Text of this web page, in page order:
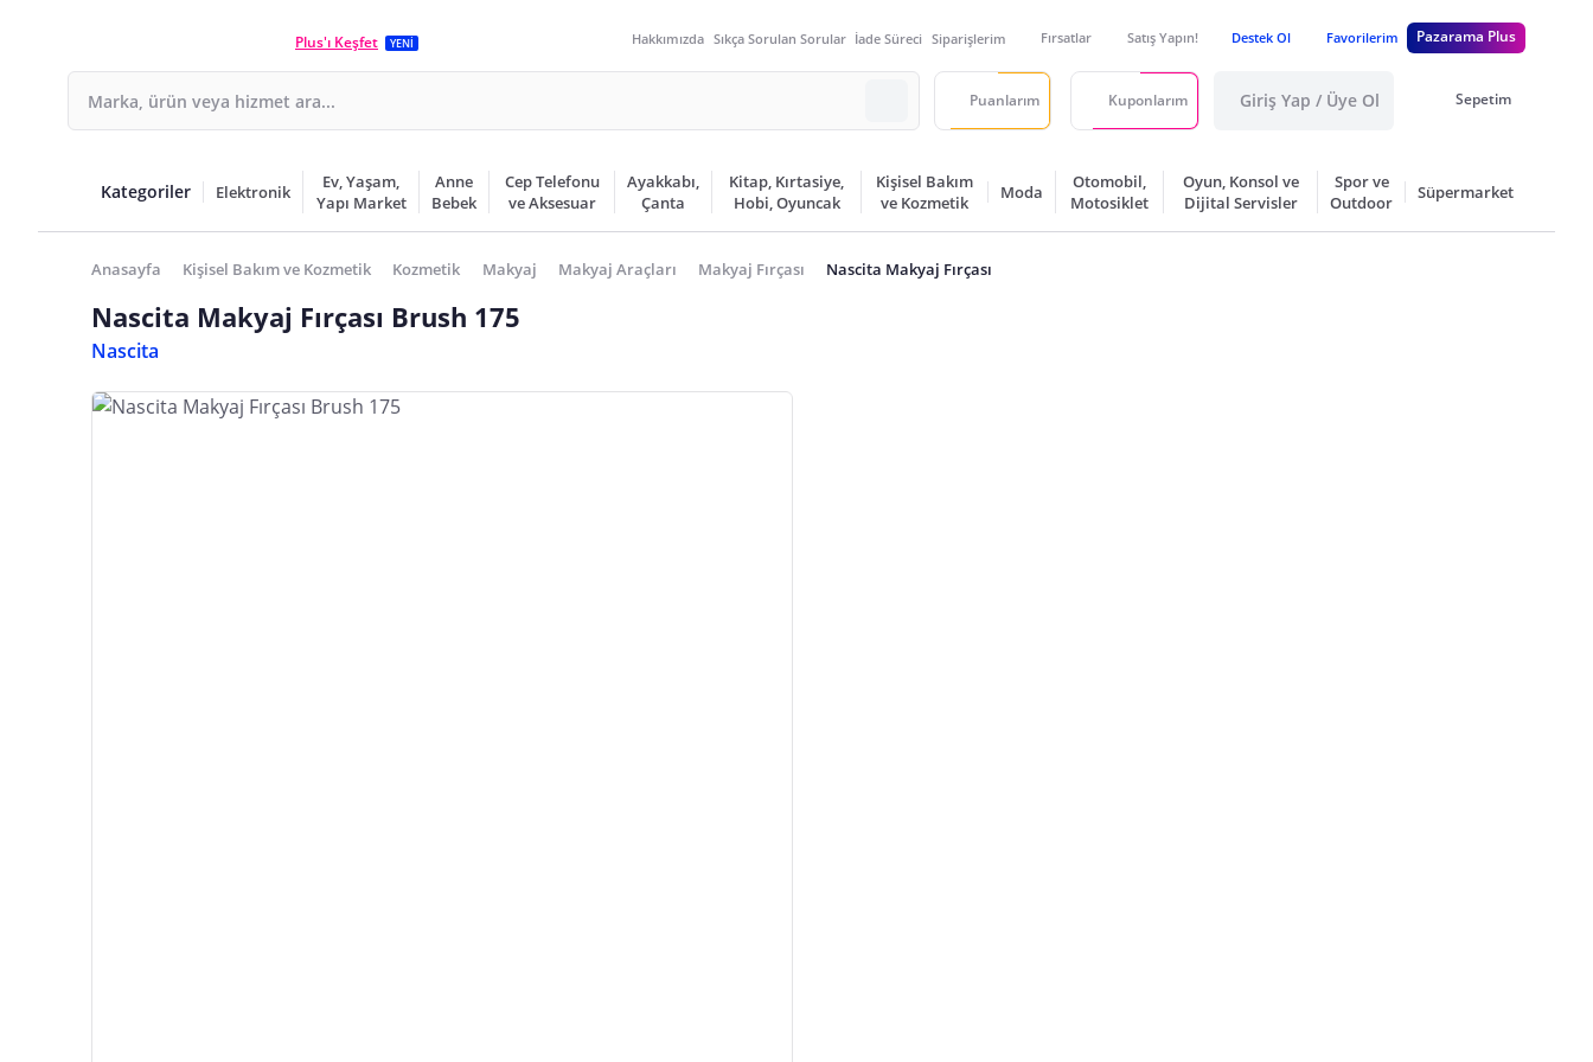
Plus'ı Keşfet YENİ Hakkımızda Sıkça Sorulan Sorular İade Süreci Siparişlerim Fırsatlar Satış Yapın! Destek Ol Favorilerim Pazarama Plus
Puanlarım Kuponlarım Giriş Yap / Üye Ol Sepetim
Kategoriler Elektronik
Ev, Yaşam,
Yapı Market
Anne
Bebek
Cep Telefonu
ve Aksesuar
Ayakkabı,
Çanta
Kitap, Kırtasiye,
Hobi, Oyuncak
Kişisel Bakım
ve Kozmetik
Moda
Otomobil,
Motosiklet
Oyun, Konsol ve
Dijital Servisler
Spor ve
Outdoor
Süpermarket
Anasayfa Kişisel Bakım ve Kozmetik Kozmetik Makyaj Makyaj Araçları Makyaj Fırçası Nascita Makyaj Fırçası
Nascita Makyaj Fırçası Brush 175
Nascita